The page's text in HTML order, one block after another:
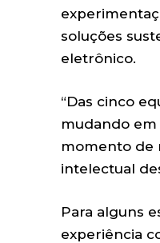
soluções
eletrônico.
“Das cinco
mudando em
momento de
intelectual
Para alguns
experiência